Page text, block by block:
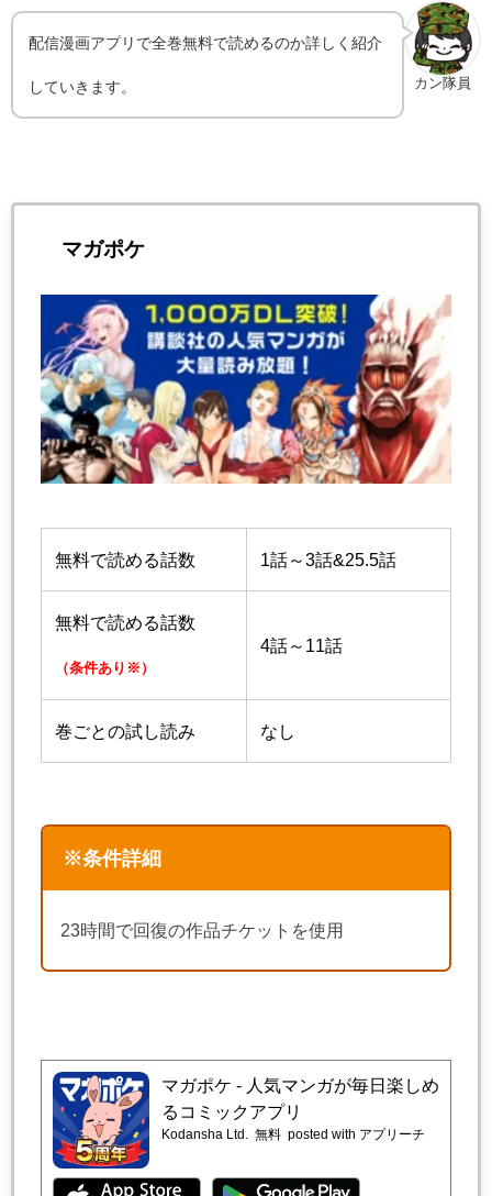
カン隊員
配信漫画アプリで全巻無料で読めるのか詳しく紹介
していきます。
マガポケ
無料で読める話数 1話～3話&25.5話
無料で読める話数
（条件あり※）
4話～11話
巻ごとの試し読み なし
※条件詳細
23時間で回復の作品チケットを使用
マガポケ - 人気マンガが毎日楽しめ
るコミックアプリ
Kodansha Ltd. 無料 posted with アプリーチ